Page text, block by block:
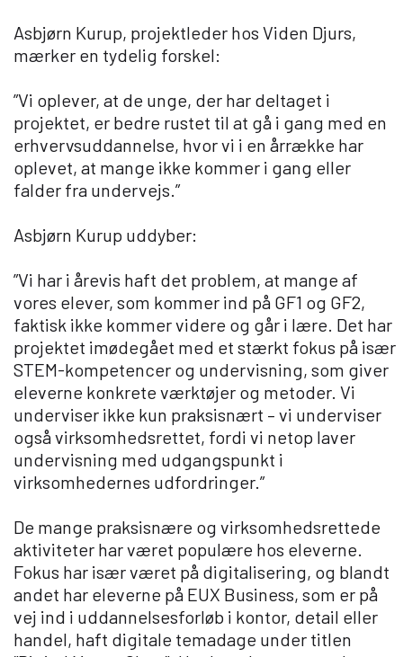
Asbjørn Kurup, projektleder hos Viden Djurs,
mærker en tydelig forskel:
”Vi oplever, at de unge, der har deltaget i
projektet, er bedre rustet til at gå i gang med en
erhvervsuddannelse, hvor vi i en årrække har
oplevet, at mange ikke kommer i gang eller
falder fra undervejs.”
Asbjørn Kurup uddyber:
”Vi har i årevis haft det problem, at mange af
vores elever, som kommer ind på GF1 og GF2,
faktisk ikke kommer videre og går i lære. Det har
projektet imødegået med et stærkt fokus på især
STEM-kompetencer og undervisning, som giver
eleverne konkrete værktøjer og metoder. Vi
underviser ikke kun praksisnært – vi underviser
også virksomhedsrettet, fordi vi netop laver
undervisning med udgangspunkt i
virksomhedernes udfordringer.”
De mange praksisnære og virksomhedsrettede
aktiviteter har været populære hos eleverne.
Fokus har især været på digitalisering, og blandt
andet har eleverne på EUX Business, som er på
vej ind i uddannelsesforløb i kontor, detail eller
handel, haft digitale temadage under titlen